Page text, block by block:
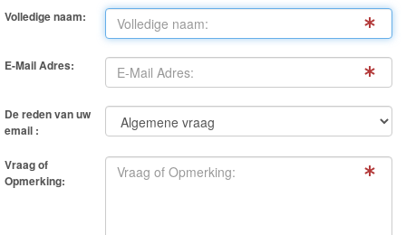
Patrol
Sam
Volledige naam:
E-Mail Adres:
De reden van uw
email :
Vraag of
Opmerking: